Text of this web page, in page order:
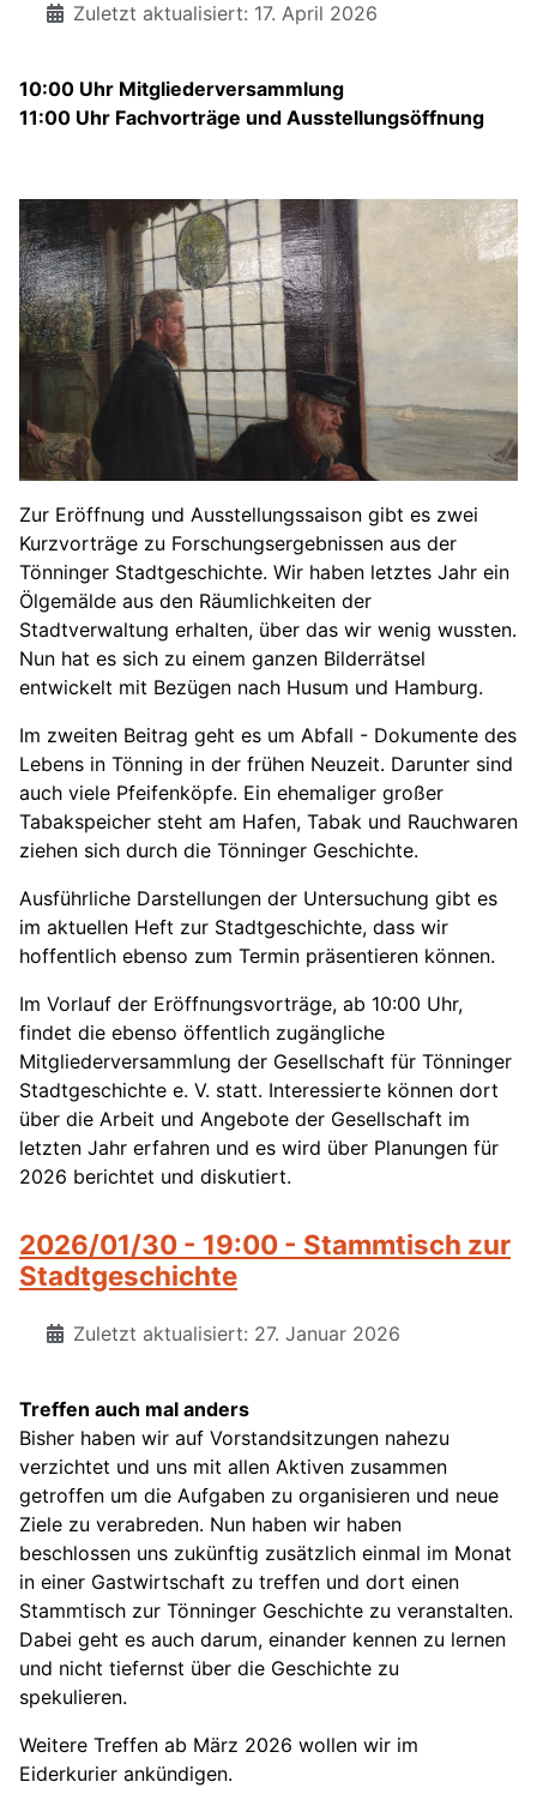
Zuletzt aktualisiert: 17. April 2026
10:00 Uhr Mitgliederversammlung
11:00 Uhr Fachvorträge und Ausstellungsöffnung
Zur Eröffnung und Ausstellungssaison gibt es zwei
Kurzvorträge zu Forschungsergebnissen aus der
Tönninger Stadtgeschichte. Wir haben letztes Jahr ein
Ölgemälde aus den Räumlichkeiten der
Stadtverwaltung erhalten, über das wir wenig wussten.
Nun hat es sich zu einem ganzen Bilderrätsel
entwickelt mit Bezügen nach Husum und Hamburg.
Im zweiten Beitrag geht es um Abfall - Dokumente des
Lebens in Tönning in der frühen Neuzeit. Darunter sind
auch viele Pfeifenköpfe. Ein ehemaliger großer
Tabakspeicher steht am Hafen, Tabak und Rauchwaren
ziehen sich durch die Tönninger Geschichte.
Ausführliche Darstellungen der Untersuchung gibt es
im aktuellen Heft zur Stadtgeschichte, dass wir
hoffentlich ebenso zum Termin präsentieren können.
Im Vorlauf der Eröffnungsvorträge, ab 10:00 Uhr,
findet die ebenso öffentlich zugängliche
Mitgliederversammlung der Gesellschaft für Tönninger
Stadtgeschichte e. V. statt. Interessierte können dort
über die Arbeit und Angebote der Gesellschaft im
letzten Jahr erfahren und es wird über Planungen für
2026 berichtet und diskutiert.
2026/01/30 - 19:00 - Stammtisch zur
Stadtgeschichte
Zuletzt aktualisiert: 27. Januar 2026
Treffen auch mal anders
Bisher haben wir auf Vorstandsitzungen nahezu
verzichtet und uns mit allen Aktiven zusammen
getroffen um die Aufgaben zu organisieren und neue
Ziele zu verabreden. Nun haben wir haben
beschlossen uns zukünftig zusätzlich einmal im Monat
in einer Gastwirtschaft zu treffen und dort einen
Stammtisch zur Tönninger Geschichte zu veranstalten.
Dabei geht es auch darum, einander kennen zu lernen
und nicht tiefernst über die Geschichte zu
spekulieren.
Weitere Treffen ab März 2026 wollen wir im
Eiderkurier ankündigen.